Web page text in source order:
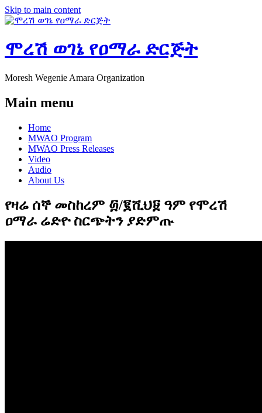
Skip to main content
ሞረሽ ወገኔ የዐማራ ድርጅት
Moresh Wegenie Amara Organization
Main menu
Home
MWAO Program
MWAO Press Releases
Video
Audio
About Us
የዛሬ ሰኞ መስከረም ፴/፪ሺህ፱ ዓም የሞረሽ
ዐማራ ሬድዮ ስርጭትን ያድምጡ